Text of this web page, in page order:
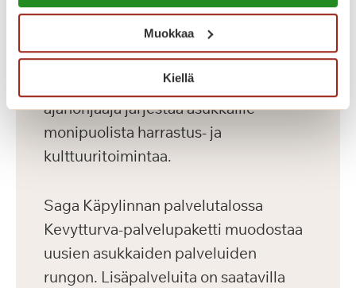
Muokkaa
Kiellä
vuorokauden. Saga Käpylinnassa
toimii parturi-kampaaja,
fysioterapeutti, jalkahoitaja ja
huoltomies. Talon oma vapaa-
ajanohjaaja järjestää asukkaille
monipuolista harrastus- ja
kulttuuritoimintaa.
Saga Käpylinnan palvelutalossa
Kevytturva-palvelupaketti muodostaa
uusien asukkaiden palveluiden
rungon. Lisäpalveluita on saatavilla